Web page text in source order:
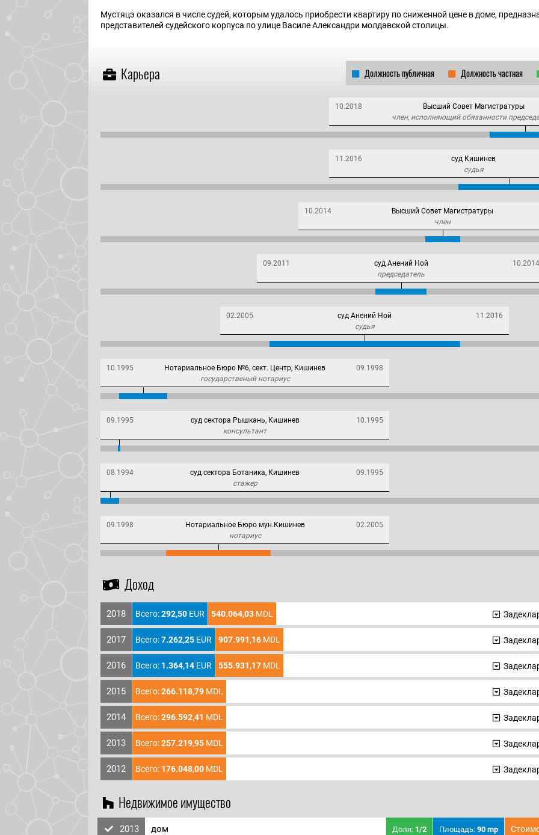
Мустяцэ оказался в числе судей, которым удалось приобрести квартиру по сниженной цене в доме,
представителей судейского корпуса по улице Василе Александри молдавской столицы.
Должность частная
Должность публичная
Карьера
10.2018
Высший Совет Магистратуры
член, исполняющий обязанности
11.2016
суд Кишинев
судья
10.2014
Высший Совет Магистратуры
член
09.2011 суд Анений Ной
10.2014
председатель
02.2005 суд Анений Ной
11.2016
судья
10.1995 Нотариальное Бюро №6, сект. Центр, Кишинев
09.1998
государственый нотариус
09.1995 суд сектора Рышкань, Кишинев
10.1995
консультант
08.1994 суд сектора Ботаника, Кишинев
09.1995
стажер
09.1998 Нотариальное Бюро мун.Кишинев
02.2005
нотариус
Доход
2018 Всего:292,50 EUR 540.064,03 MDL
2017 Всего:7.262,25 EUR 907.991,16 MDL
2016 Всего: 1.364,14 EUR 555.931,17 MDL
2015 Всего:266.118,79 MDL
2014 Всего:296.592,41 MDL
2013 Всего:257.219,95 MDL
2012 Всего: 176.048,00 MDL
Недвижимое имущество
2013 дом Площадь: 90 mp
Доля: 1/2